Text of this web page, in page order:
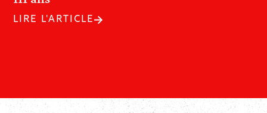
LIRE L'ARTICLE